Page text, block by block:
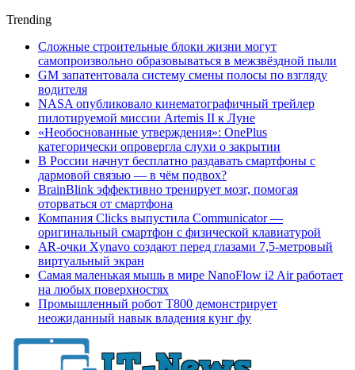
Trending
Сложные строительные блоки жизни могут
самопроизвольно образовываться в межзвёздной пыли
GM запатентовала систему смены полосы по взгляду
водителя
NASA опубликовало кинематографичный трейлер
пилотируемой миссии Artemis II к Луне
«Необоснованные утверждения»: OnePlus
категорически опровергла слухи о закрытии
В России начнут бесплатно раздавать смартфоны с
дармовой связью — в чём подвох?
BrainBlink эффективно тренирует мозг, помогая
оторваться от смартфона
Компания Clicks выпустила Communicator —
оригинальный смартфон с физической клавиатурой
AR-очки Xynavo создают перед глазами 7,5-метровый
виртуальный экран
Самая маленькая мышь в мире NanoFlow i2 Air работает
на любых поверхностях
Промышленный робот Т800 демонстрирует
неожиданный навык владения кунг фу